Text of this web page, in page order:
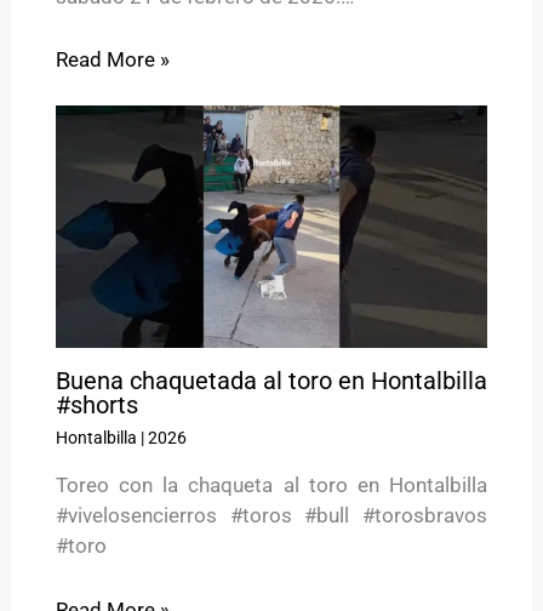
Read More »
Buena chaquetada al toro en Hontalbilla
#shorts
Hontalbilla |2026
Toreo con la chaqueta al toro en Hontalbilla
#vivelosencierros #toros #bull #torosbravos
#toro